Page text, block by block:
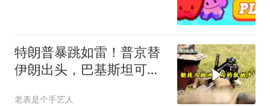
特朗普暴跳如雷！普京替
伊朗出头，巴基斯坦可能
老表是个手艺人